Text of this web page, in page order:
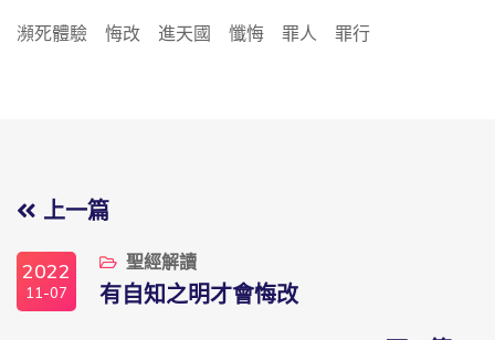
瀕死體驗 悔改 進天國 懺悔 罪人 罪行
上一篇
2022
11-07
聖經解讀
有自知之明才會悔改